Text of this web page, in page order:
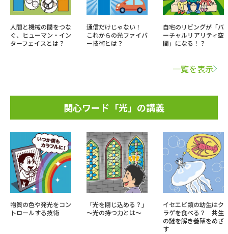
人間と機械の間をつな
ぐ、ヒューマン・イン
ターフェイスとは？
通信だけじゃない！
これからの光ファイバ
ー技術とは？
自宅のリビングが「バ
ーチャルリアリティ空
間」になる！？
一覧を表示
関心ワード「光」の講義
物質の色や発光をコン
トロールする技術
「光を閉じ込める？」
～光の持つ力とは～
イセエビ類の幼生はク
ラゲを食べる？ 共生
の謎を解き養殖をめざ
す